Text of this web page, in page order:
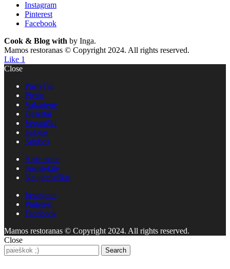
Instagram
Pinterest
Facebook
Cook & Blog with by Inga.
Mamos restoranas © Copyright 2024. All rights reserved.
Like 1
Close
Pusryčiai
Pietūs
Vakarienė
Desertai
Veganiški
Salotos
Sriubos
Apie mane
Susisiekite
Naujienlaiškis
Instagram
Pinterest
Facebook
Mamos restoranas © Copyright 2024. All rights reserved.
Close
Search
for:
Search